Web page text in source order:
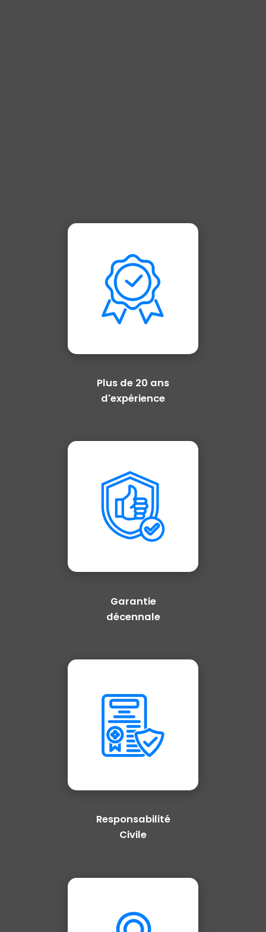
Plus de 20 ans
d'expérience
Garantie
décennale
Responsabilité
Civile